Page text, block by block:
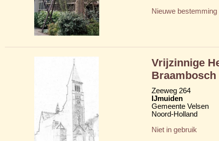
Nieuwe bestemming
Vrijzinnige
Braambosch
Zeeweg 264
IJmuiden
Gemeente Velsen
Noord-Holland
Niet in gebruik